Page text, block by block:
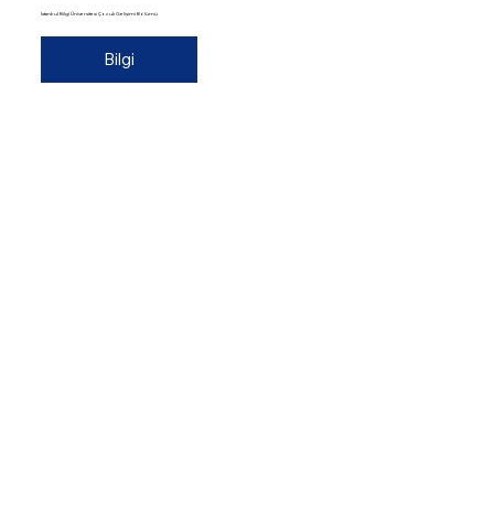
İstanbul Bilgi Üniversitesi Çocuk Gelişimi Bölümü
Bilgi